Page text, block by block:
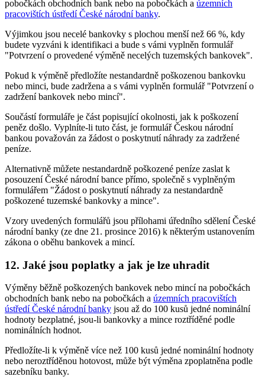
pobočkách obchodních bank nebo na pobočkách a územních
pracovištích ústředí České národní banky.
Výjimkou jsou necelé bankovky s plochou menší než 66 %, kdy
budete vyzváni k identifikaci a bude s vámi vyplněn formulář
"Potvrzení o provedené výměně necelých tuzemských bankovek".
Pokud k výměně předložíte nestandardně poškozenou bankovku
nebo minci, bude zadržena a s vámi vyplněn formulář "Potvrzení o
zadržení bankovek nebo mincí".
Součástí formuláře je část popisující okolnosti, jak k poškození
peněz došlo. Vyplníte-li tuto část, je formulář Českou národní
bankou považován za žádost o poskytnutí náhrady za zadržené
peníze.
Alternativně můžete nestandardně poškozené peníze zaslat k
posouzení České národní bance přímo, společně s vyplněným
formulářem "Žádost o poskytnutí náhrady za nestandardně
poškozené tuzemské bankovky a mince".
Vzory uvedených formulářů jsou přílohami úředního sdělení České
národní banky (ze dne 21. prosince 2016) k některým ustanovením
zákona o oběhu bankovek a mincí.
12. Jaké jsou poplatky a jak je lze uhradit
Výměny běžně poškozených bankovek nebo mincí na pobočkách
obchodních bank nebo na pobočkách a územních pracovištích
ústředí České národní banky jsou až do 100 kusů jedné nominální
hodnoty bezplatné, jsou-li bankovky a mince roztříděné podle
nominálních hodnot.
Předložíte-li k výměně více než 100 kusů jedné nominální hodnoty
nebo neroztříděnou hotovost, může být výměna zpoplatněna podle
sazebníku banky.